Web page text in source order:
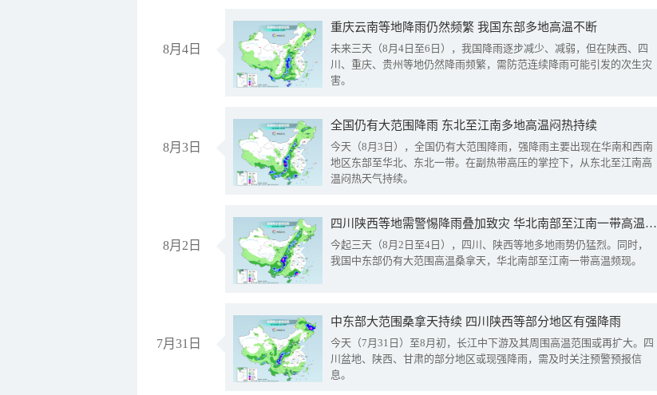
8月4日
重庆云南等地降雨仍然频繁 我国东部多地高温不断
未来三天（8月4日至6日），我国降雨逐步减少、减弱，但在陕西、四
川、重庆、贵州等地仍然降雨频繁，需防范连续降雨可能引发的次生灾
害。
8月3日
全国仍有大范围降雨 东北至江南多地高温闷热持续
今天（8月3日），全国仍有大范围降雨，强降雨主要出现在华南和西南
地区东部至华北、东北一带。在副热带高压的掌控下，从东北至江南高
温闷热天气持续。
8月2日
四川陕西等地需警惕降雨叠加致灾 华北南部至江南一带高温频现
今起三天（8月2日至4日），四川、陕西等地多地雨势仍猛烈。同时，
我国中东部仍有大范围高温桑拿天，华北南部至江南一带高温频现。
7月31日
中东部大范围桑拿天持续 四川陕西等部分地区有强降雨
今天（7月31日）至8月初，长江中下游及其周围高温范围或再扩大。四
川盆地、陕西、甘肃的部分地区或现强降雨，需及时关注预警预报信
息。